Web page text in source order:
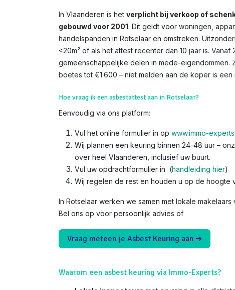
In Vlaanderen is het verplicht bij verkoop of
gebouwd voor 2001. Dit geldt voor woningen,
handelspanden in Rotselaar en omstreken.
<20m² of als het attest recenter dan 10 jaar is.
gemeenschappelijke delen in mede-eigendommen.
boetes tot €1.600 – niet melden aan de koper is een
Hoe vraag ik een asbestattest aan in Rotselaar?
Eenvoudig via ons platform:
Vul het online formulier in op www.immo-
Wij plannen een keuring binnen 24-48 uur –
over heel Vlaanderen, inclusief uw buurt.
Vul uw opdrachtformulier in (handleiding hier)
Wij regelen de rest en houden u op de hoogte
In Rotselaar werken we samen met lokale
Bel ons op voor persoonlijk advies of
Vraag meteen je Asbest Keuring aan ➜
Waarom een asbest keuring via Immo-Experts?